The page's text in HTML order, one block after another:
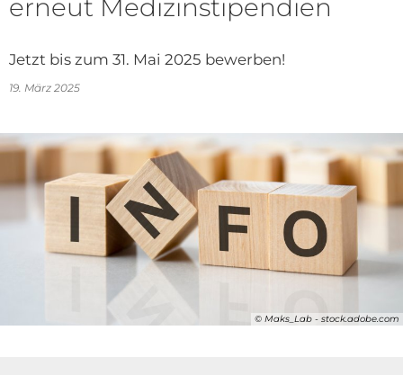
erneut Medizinstipendien
Jetzt bis zum 31. Mai 2025 bewerben!
19. März 2025
© Maks_Lab - stock.adobe.com